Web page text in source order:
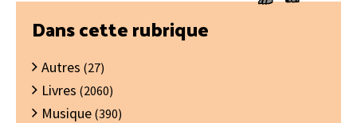
Barre
latérale
principale
Dans cette rubrique
Autres (27)
Livres (2060)
Musique (390)